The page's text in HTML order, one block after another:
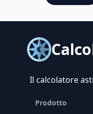
Il calcolatore
Prodotto